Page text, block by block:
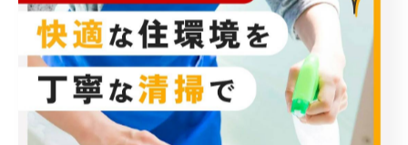
< 前のページ 一覧に戻る 次のページ >
カテゴリー Categories